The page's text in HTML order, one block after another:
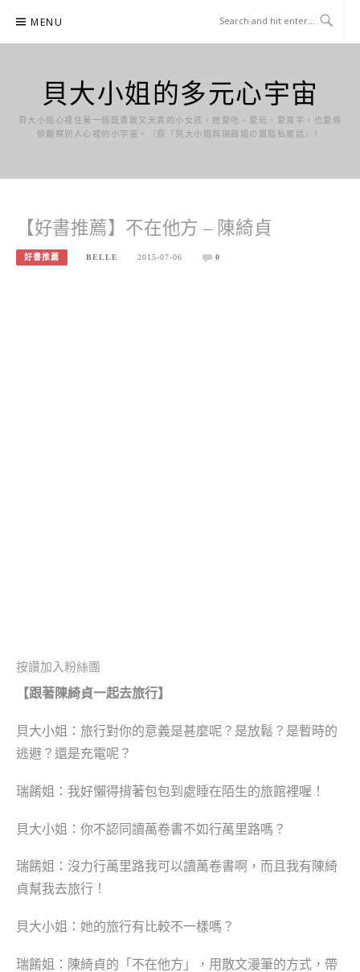
content
MENU
貝大小姐的多元心宇宙
貝大小姐心裡住著一個既勇敢又天真的小女孩，她愛吃、愛玩、愛寫字，也愛偷
偷觀察別人心裡的小宇宙。（原『貝大小姐與瑞餚姐の囂脂私蜜話』）
【好書推薦】不在他方 – 陳綺貞
好書推薦 BELLE 2015-07-06 0
按讚加入粉絲團
【跟著陳綺貞一起去旅行】
貝大小姐：旅行對你的意義是甚麼呢？是放鬆？是暫時的
逃避？還是充電呢？
瑞餚姐：我好懶得揹著包包到處睡在陌生的旅館裡喔！
貝大小姐：你不認同讀萬卷書不如行萬里路嗎？
瑞餚姐：沒力行萬里路我可以讀萬卷書啊，而且我有陳綺
貞幫我去旅行！
貝大小姐：她的旅行有比較不一樣嗎？
瑞餚姐：陳綺貞的「不在他方」，用散文漫筆的方式，帶